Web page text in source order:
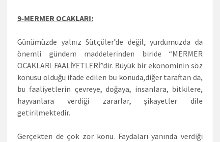
9-MERMER OCAKLARI:
Günümüzde yalnız Sütçüler’de değil, yurdumuzda da
önemli gündem maddelerinden biride “MERMER
OCAKLARI FAALİYETLERİ”dir. Büyük bir ekonominin söz
konusu olduğu ifade edilen bu konuda,diğer taraftan da,
bu faaliyetlerin çevreye, doğaya, insanlara, bitkilere,
hayvanlara verdiği zararlar, şikayetler dile
getirilmektedir.
Gerçekten de çok zor konu. Faydaları yanında verdiği